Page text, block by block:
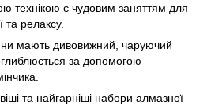
технікою є чудовим заняттям для
та релаксу.
мають дивовижний, чаруючий
за допомогою
та найгарніші набори алмазної